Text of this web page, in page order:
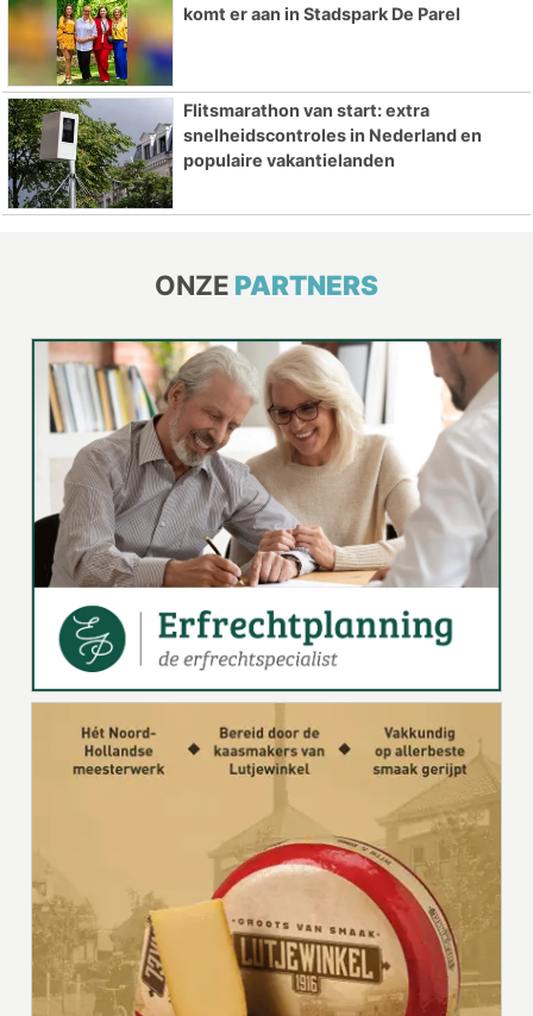
komt er aan in Stadspark De Parel
Flitsmarathon van start: extra
snelheidscontroles in Nederland en
populaire vakantielanden
ONZE PARTNERS